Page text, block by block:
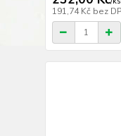
191,74 Kč bez